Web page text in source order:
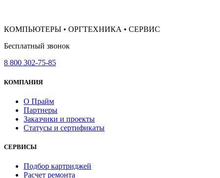
КОМПЬЮТЕРЫ • ОРГТЕХНИКА • СЕРВИС
Бесплатный звонок
8 800 302-75-85
КОМПАНИЯ
О Прайм
Партнеры
Заказчики и проекты
Статусы и сертификаты
СЕРВИСЫ
Подбор картриджей
Расчет ремонта